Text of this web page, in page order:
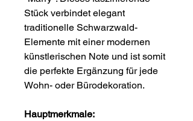
Stück verbindet elegant
traditionelle Schwarzwald-
Elemente mit einer modernen
künstlerischen Note und ist somit
die perfekte Ergänzung für jede
Wohn- oder Bürodekoration.
Hauptmerkmale: